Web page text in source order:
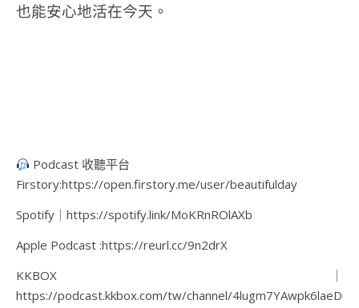
也能安心地活在今天。
Podcast 收聽平台
Firstory:https://open.firstory.me/user/beautifulday
Spotify｜https://spotify.link/MoKRnROlAXb
Apple Podcast :https://reurl.cc/9n2drX
KKBOX｜
https://podcast.kkbox.com/tw/channel/4lugm7YAwpk6laeDua